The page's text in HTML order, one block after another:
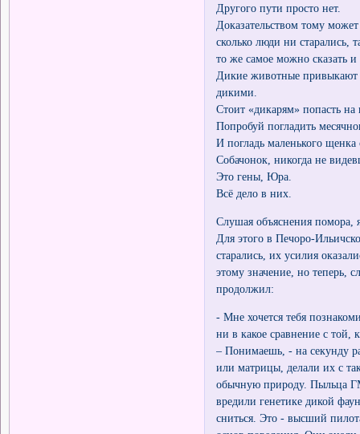
Другого пути просто нет.
Доказательством тому
сколько люди ни
то же самое можно сказать и
Дикие животные привыкают
дикими.
Стоит «дикарям» попасть
Попробуй погладить
И погладь маленького щенка
Собачонок, никогда не
Это гены, Юра.
Всё дело в них.
Слушая объяснения помора,
Для этого в Печоро-
старались, их усилия
этому значение, но теперь,
продолжил:
- Мне хочется тебя
ни в какое сравнение с той,
– Понимаешь, - на секунду
или матрицы, делали их с
обычную природу. Пыльца
вредили генетике дикой
сниться. Это - высший